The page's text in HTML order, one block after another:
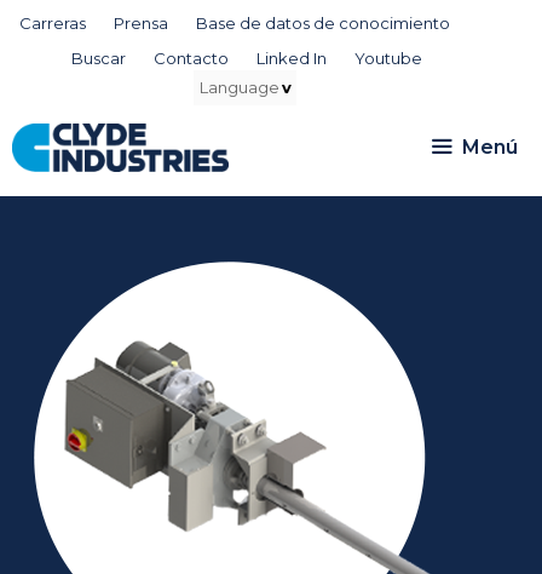
Saltar
Carreras Prensa
Base de datos de conocimiento
Buscar
Contacto Linked In Youtube
Menú